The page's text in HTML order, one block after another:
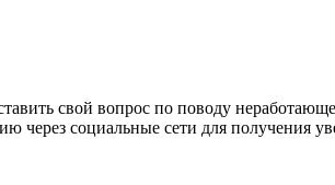
свой вопрос по поводу
через социальные сети для получения